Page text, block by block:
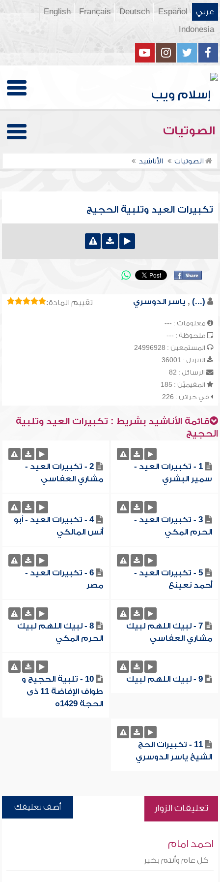
عربي Español
Deutsch
Français
English
Indonesia
الصوتيات
الصوتيات الأناشيد
تكبيرات العيد وتلبية الحجيج
تقييم المادة: (...)
, ياسر الدوسري
معلومات : ---
ملحوظة : ---
المستمعين : 24996928
التنزيل : 36001
الرسائل : 82
المقيميّن : 185
في خزائن : 226
قائمة الأناشيد بشريط : تكبيرات العيد وتلبية
الحجيج
1 - تكبيرات العيد -
سمير البشري
2 - تكبيرات العيد -
مشاري العفاسي
3 - تكبيرات العيد -
الحرم المكي
4 - تكبيرات العيد - أبو
أنس المالكي
5 - تكبيرات العيد -
أحمد نعينع
6 - تكبيرات العيد -
مصر
7 - لبيك اللهم لبيك
مشاري العفاسي
8 - لبيك اللهم لبيك
الحرم المكي
9 - لبيك اللهم لبيك
10 - تلبية الحجيج و
طواف الإفاضة 11 ذى
الحجة 1429ه
11 - تكبيرات الحج
الشيخ ياسر الدوسري
تعليقات الزوار أضف تعليقك
احمد امام
كل عام وأنتم بخير